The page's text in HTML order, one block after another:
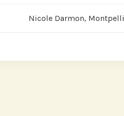
Nicole Darmon,